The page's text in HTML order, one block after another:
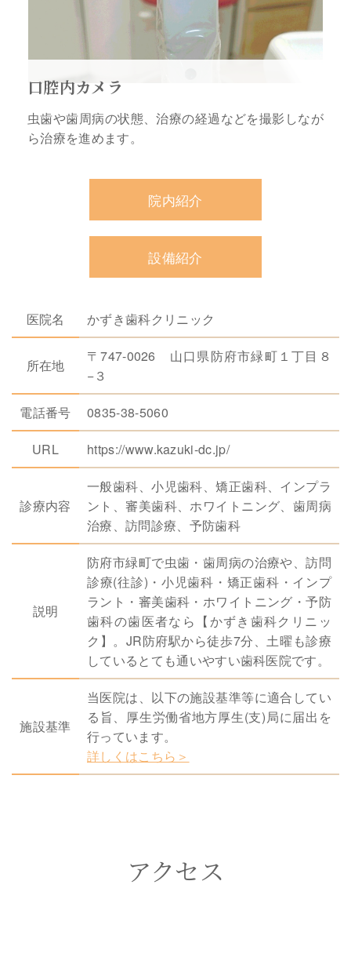
口腔内カメラ
虫歯や歯周病の状態、治療の経過などを撮影しなが
ら治療を進めます。
院内紹介
設備紹介
医院名 かずき歯科クリニック
所在地
〒747-0026 山口県防府市緑町１丁目８
−３
電話番号 0835-38-5060
URL https://www.kazuki-dc.jp/
診療内容
一般歯科、小児歯科、矯正歯科、インプラ
ント、審美歯科、ホワイトニング、歯周病
治療、訪問診療、予防歯科
説明
防府市緑町で虫歯・歯周病の治療や、訪問
診療(往診)・小児歯科・矯正歯科・インプ
ラント・審美歯科・ホワイトニング・予防
歯科の歯医者なら【かずき歯科クリニッ
ク】。JR防府駅から徒歩7分、土曜も診療
しているとても通いやすい歯科医院です。
施設基準
当医院は、以下の施設基準等に適合してい
る旨、厚生労働省地方厚生(支)局に届出を
行っています。
詳しくはこちら＞
アクセス